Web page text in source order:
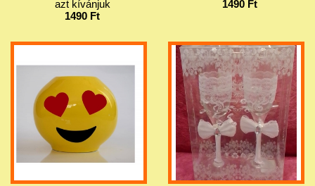
azt kívánjuk
1490 Ft
1490 Ft